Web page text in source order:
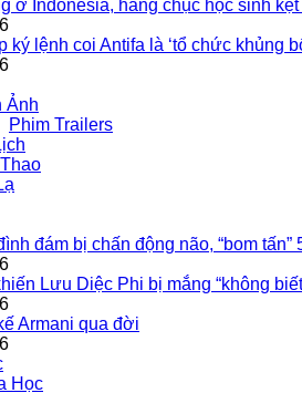
ở Indonesia, hàng chục học sinh
ký lệnh coi Antifa là ‘tổ chức khủng
Ảnh
Phim Trailers
đám bị chấn động não, “bom
Lưu Diệc Phi bị mắng “không
Armani qua đời
Học